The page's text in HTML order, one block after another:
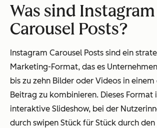
Was sind Instagram
Carousel Posts?
Instagram Carousel Posts sind ein
Marketing-Format, das es
bis zu zehn Bilder oder Videos in einem
Beitrag zu kombinieren. Dieses Format
interaktive Slideshow, bei der
durch swipen Stück für Stück durch